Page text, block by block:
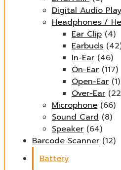
Digital Audio
Headphones /
Ear Clip (4)
Earbuds
In-Ear (46)
On-Ear (117)
Open-Ear (1)
Over-Ear
Microphone (66)
Sound Card (8)
Speaker (64)
Barcode Scanner (12)
Battery